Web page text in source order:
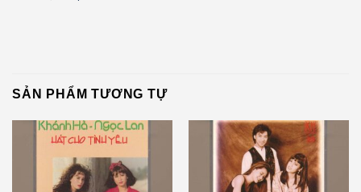
SẢN PHẨM TƯƠNG TỰ